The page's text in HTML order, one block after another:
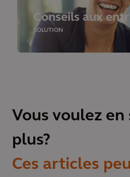
Conseils aux
SOLUTION
Vous voulez en
plus?
Ces articles